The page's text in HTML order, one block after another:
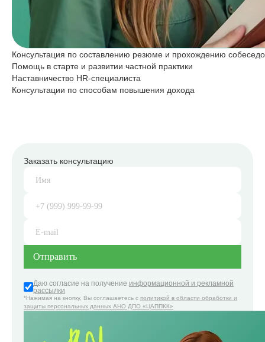
Консультация по составлению резюме и прохождению
Помощь в старте и развитии частной практики
Наставничество HR-специалиста
Консультации по способам повышения дохода
Заказать консультацию
Даю согласие на получение информационной и рекламной
рассылки
*Нажимая на кнопку, Вы соглашаетесь с политикой в области обработки и
защиты персональных данных АНО ДПО «ЦАППКК»